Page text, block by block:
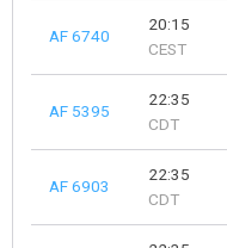
AF 6740
20:15
CEST
AF 5395
22:35
CDT
AF 6903
22:35
CDT